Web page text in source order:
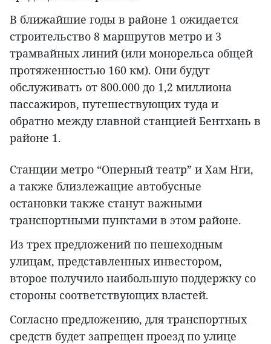
В ближайшие годы в районе 1 ожидается
строительство 8 маршрутов метро и 3
трамвайных линий (или монорельса общей
протяженностью 160 км). Они будут
обслуживать от 800.000 до 1,2 миллиона
пассажиров, путешествующих туда и
обратно между главной станцией Бентхань в
районе 1.
Станции метро “Оперный театр” и Хам Нги,
а также близлежащие автобусные
остановки также станут важными
транспортными пунктами в этом районе.
Из трех предложений по пешеходным
улицам, представленных инвестором,
второе получило наибольшую поддержку со
стороны соответствующих властей.
Согласно предложению, для транспортных
средств будет запрещен проезд по улице